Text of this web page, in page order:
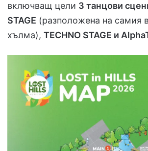
включващ цели 3 танцови
STAGE (разположена на самия
хълма), TECHNO STAGE и